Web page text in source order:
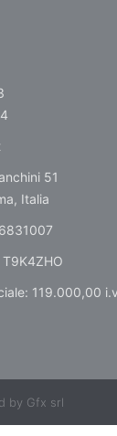
51
Italia
119.000,00
by Gfx srl